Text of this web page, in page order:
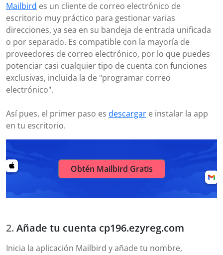
Mailbird es un cliente de correo electrónico de
escritorio muy práctico para gestionar varias
direcciones, ya sea en su bandeja de entrada unificada
o por separado. Es compatible con la mayoría de
proveedores de correo electrónico, por lo que puedes
potenciar casi cualquier tipo de cuenta con funciones
exclusivas, incluida la de "programar correo
electrónico".
Así pues, el primer paso es descargar e instalar la app
en tu escritorio.
Obtén Mailbird Gratis
Añade tu cuenta cp196.ezyreg.com
Inicia la aplicación Mailbird y añade tu nombre,